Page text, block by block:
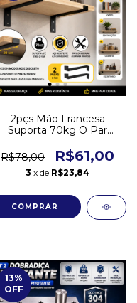
2pçs Mão Francesa
Suporta 70kg O Par
Baixa
R$78,00 R$61,00
3 x de R$23,84
13%
OFF